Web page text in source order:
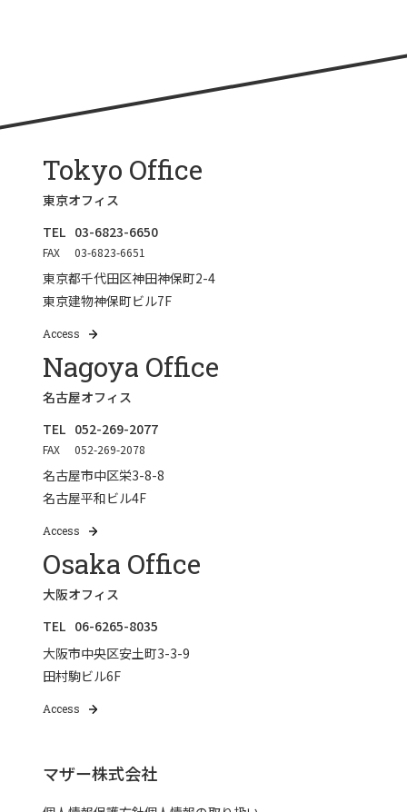
Tokyo Office
東京オフィス
TEL 03-6823-6650
FAX 03-6823-6651
東京都千代田区神田神保町2-4
東京建物神保町ビル7F
Access
Nagoya Office
名古屋オフィス
TEL 052-269-2077
FAX 052-269-2078
名古屋市中区栄3-8-8
名古屋平和ビル4F
Access
Osaka Office
大阪オフィス
TEL 06-6265-8035
大阪市中央区安土町3-3-9
田村駒ビル6F
Access
マザー株式会社